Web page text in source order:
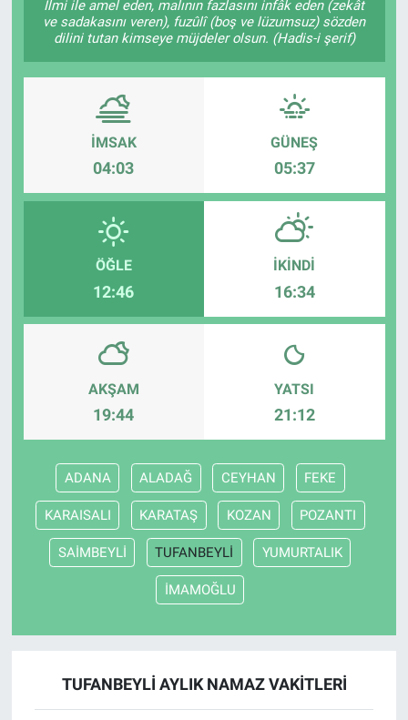
İlmi ile amel eden, malının fazlasını infâk eden (zekât
ve sadakasını veren), fuzûlî (boş ve lüzumsuz) sözden
dilini tutan kimseye müjdeler olsun. (Hadis-i şerif)
İMSAK
04:03
GÜNEŞ
05:37
ÖĞLE
12:46
İKINDI
16:34
AKŞAM
19:44
YATSI
21:12
ADANA ALADAĞ CEYHAN FEKE
KARAISALI KARATAŞ KOZAN POZANTI
SAİMBEYLİ TUFANBEYLİ YUMURTALIK
İMAMOĞLU
TUFANBEYLİ AYLIK NAMAZ VAKITLERI